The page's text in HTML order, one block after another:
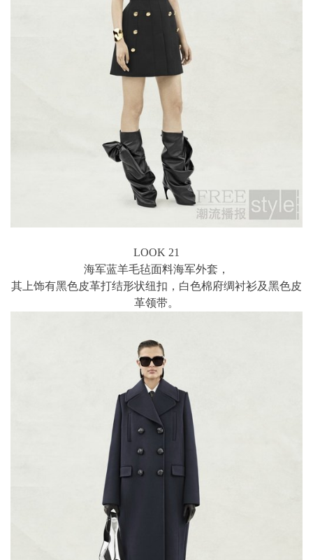
LOOK 21
海军蓝羊毛毡面料海军外套，
其上饰有黑色皮革打结形状纽扣，白色棉府绸衬衫及黑色皮
革领带。